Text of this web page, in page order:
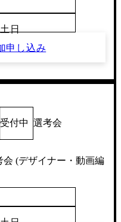
日
申し込み
受付中 選考会
会 (デザイナー・動画編